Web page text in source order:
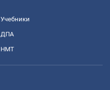
Учебники
ДПА
НМТ